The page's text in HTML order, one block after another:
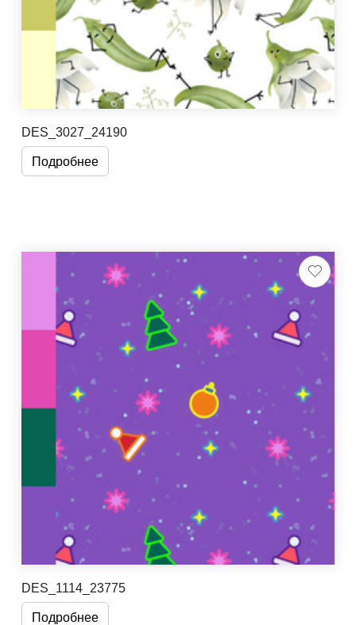
DES_3027_24190
Подробнее
DES_1114_23775
Подробнее